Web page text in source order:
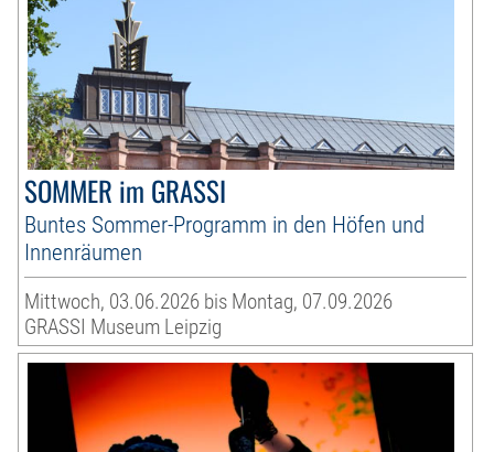
SOMMER im GRASSI
Buntes Sommer-Programm in den Höfen und
Innenräumen
Mittwoch, 03.06.2026 bis Montag, 07.09.2026
GRASSI Museum Leipzig